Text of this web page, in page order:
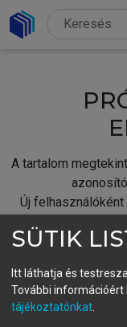
A tartalom
Új felhasználóként
A regisztráció után
SÜTIK
Itt láthatja és
További információért
tájékoztatónkat